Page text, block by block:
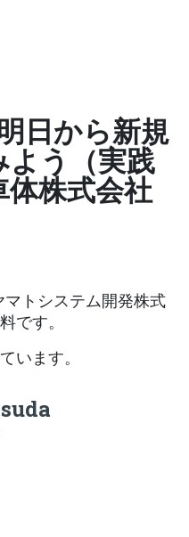
日から新規
う（実践
株式会社
トシステム開発株式
です。
います。